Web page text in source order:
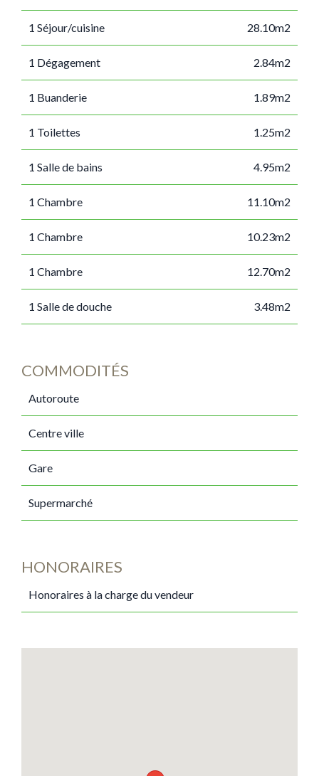
1 Séjour/cuisine 28.10m2
1 Dégagement 2.84m2
1 Buanderie 1.89m2
1 Toilettes 1.25m2
1 Salle de bains 4.95m2
1 Chambre 11.10m2
1 Chambre 10.23m2
1 Chambre 12.70m2
1 Salle de douche 3.48m2
COMMODITÉS
Autoroute
Centre ville
Gare
Supermarché
HONORAIRES
Honoraires à la charge du vendeur